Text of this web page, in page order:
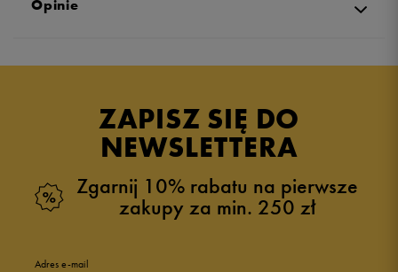
Opinie
ZAPISZ SIĘ DO
NEWSLETTERA
Zgarnij 10% rabatu na pierwsze
zakupy za min. 250 zł
Adres e-mail